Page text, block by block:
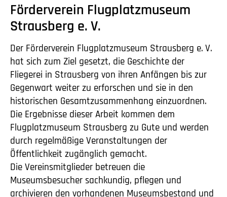
Förderverein Flugplatzmuseum
Strausberg e. V.
Der Förderverein Flugplatzmuseum Strausberg e. V.
hat sich zum Ziel gesetzt, die Geschichte der
Fliegerei in Strausberg von ihren Anfängen bis zur
Gegenwart weiter zu erforschen und sie in den
historischen Gesamtzusammenhang einzuordnen.
Die Ergebnisse dieser Arbeit kommen dem
Flugplatzmuseum Strausberg zu Gute und werden
durch regelmäßige Veranstaltungen der
Öffentlichkeit zugänglich gemacht.
Die Vereinsmitglieder betreuen die
Museumsbesucher sachkundig, pflegen und
archivieren den vorhandenen Museumsbestand und